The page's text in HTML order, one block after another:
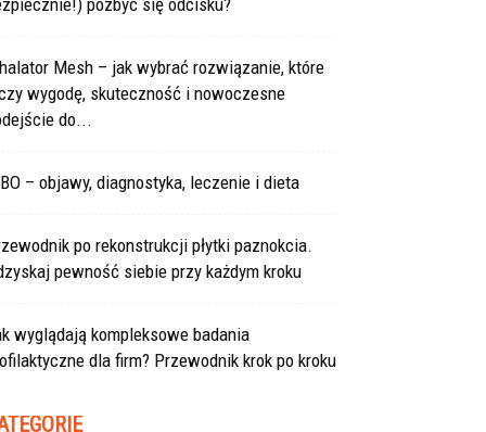
pozbyć się odcisku?
Mesh – jak wybrać rozwiązanie, które
wygodę, skuteczność i nowoczesne
do...
– objawy, diagnostyka, leczenie i dieta
po rekonstrukcji płytki paznokcia.
pewność siebie przy każdym kroku
wyglądają kompleksowe badania
dla firm? Przewodnik krok po kroku